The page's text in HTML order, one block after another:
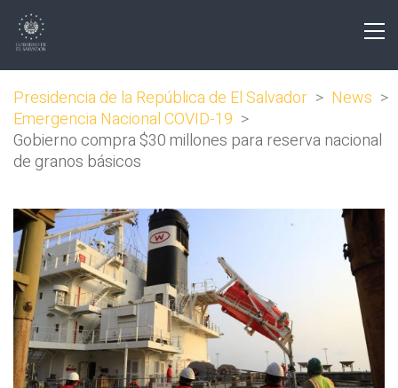
Presidencia de la República de El Salvador > News >
Emergencia Nacional COVID-19 >
Gobierno compra $30 millones para reserva nacional
de granos básicos